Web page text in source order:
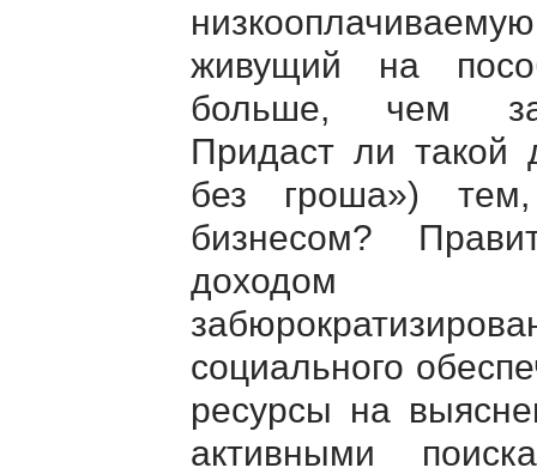
живущий на
больше, чем за
Придаст ли такой
без гроша»)
бизнесом?
доходом
социального
ресурсы на
активными